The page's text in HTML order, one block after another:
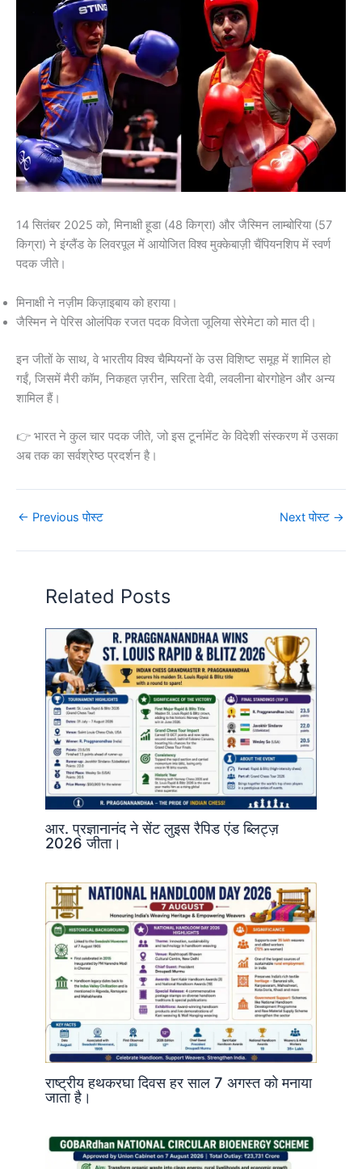
14 सितंबर 2025 को, मिनाक्षी हूडा (48 किग्रा) और जैस्मिन लाम्बोरिया (57
किग्रा) ने इंग्लैंड के लिवरपूल में आयोजित विश्व मुक्केबाज़ी चैंपियनशिप में स्वर्ण
पदक जीते।
मिनाक्षी ने नज़ीम किज़ाइबाय को हराया।
जैस्मिन ने पेरिस ओलंपिक रजत पदक विजेता जूलिया सेरेमेटा को मात दी।
इन जीतों के साथ, वे भारतीय विश्व चैम्पियनों के उस विशिष्ट समूह में शामिल हो
गईं, जिसमें मैरी कॉम, निकहत ज़रीन, सरिता देवी, लवलीना बोरगोहेन और अन्य
शामिल हैं।
👉 भारत ने कुल चार पदक जीते, जो इस टूर्नामेंट के विदेशी संस्करण में उसका
अब तक का सर्वश्रेष्ठ प्रदर्शन है।
← Previous पोस्ट Next पोस्ट →
Related Posts
आर. प्रज्ञानानंद ने सेंट लुइस रैपिड एंड ब्लिट्ज़
2026 जीता।
राष्ट्रीय हथकरघा दिवस हर साल 7 अगस्त को मनाया
जाता है।